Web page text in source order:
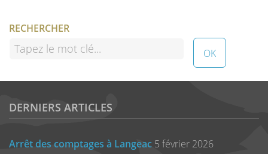
RECHERCHER
DERNIERS ARTICLES
Arrêt des comptages à Langeac 5 février 2026